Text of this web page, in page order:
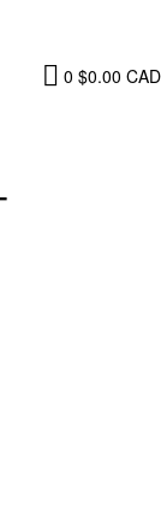
0 $0.00 CAD